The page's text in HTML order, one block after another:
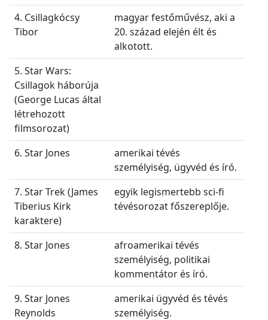
4. Csillagkócsy
Tibor
magyar festőművész, aki a
20. század elején élt és
alkotott.
5. Star Wars:
Csillagok háborúja
(George Lucas által
létrehozott
filmsorozat)
6. Star Jones
amerikai tévés
személyiség, ügyvéd és író.
7. Star Trek (James
Tiberius Kirk
karaktere)
egyik legismertebb sci-fi
tévésorozat főszereplője.
8. Star Jones
afroamerikai tévés
személyiség, politikai
kommentátor és író.
9. Star Jones
Reynolds
amerikai ügyvéd és tévés
személyiség.